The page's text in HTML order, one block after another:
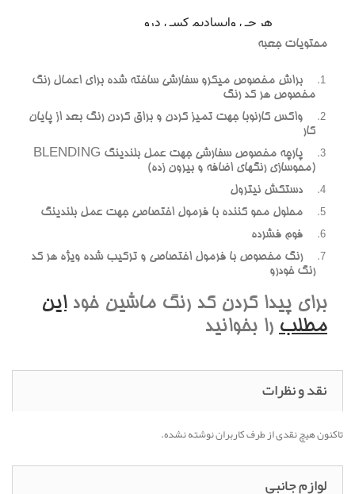
محتویات جعبه
براش مخصوص میکرو سفارشی ساخته شده برای اعمال رنگ
مخصوص هر کد رنگ
واکس کارنوبا جهت تمیز کردن و براق کردن رنگ بعد از پایان
کار
پارچه مخصوص سفارشی جهت عمل بلندینگ BLENDING
(محوسازی رنگهای اضافه و بیرون زده)
دستکش نیترول
محلول محو کننده با فرمول اختصاصی جهت عمل بلندینگ
فوم فشرده
رنگ مخصوص با فرمول اختصاصی و ترکیب شده ویژه هر کد
رنگ خودرو
برای پیدا کردن کد رنگ ماشین خوداین
مطلب را بخوانید
نقد و نظرات
تاکنون هیچ نقدی از طرف کاربران نوشته نشده.
لوازم جانبی